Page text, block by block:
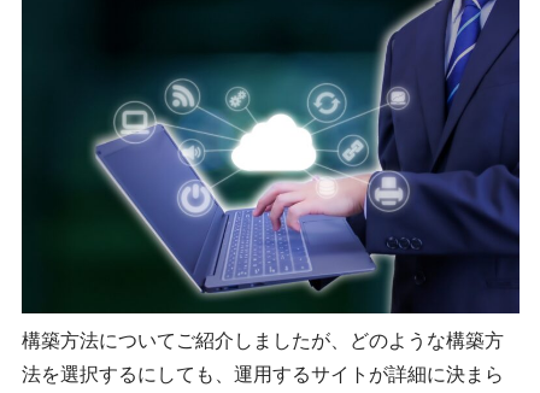
構築方法についてご紹介しましたが、どのような構築方
法を選択するにしても、運用するサイトが詳細に決まら